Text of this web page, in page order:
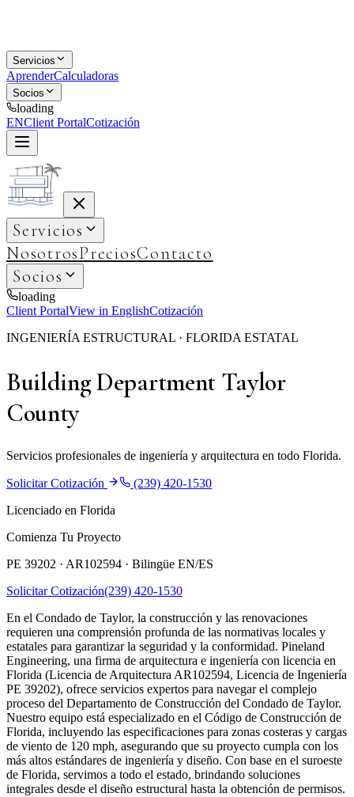
Servicios
AprenderCalculadoras
Socios
loading
ENClient PortalCotización
Servicios
NosotrosPreciosContacto
Socios
loading
Client PortalView in EnglishCotización
INGENIERÍA ESTRUCTURAL · FLORIDA ESTATAL
Building Department Taylor
County
Servicios profesionales de ingeniería y arquitectura en todo Florida.
Solicitar Cotización
(239) 420-1530
Licenciado en Florida
Comienza Tu Proyecto
PE 39202 · AR102594 · Bilingüe EN/ES
Solicitar Cotización(239) 420-1530
En el Condado de Taylor, la construcción y las renovaciones
requieren una comprensión profunda de las normativas locales y
estatales para garantizar la seguridad y la conformidad. Pineland
Engineering, una firma de arquitectura e ingeniería con licencia en
Florida (Licencia de Arquitectura AR102594, Licencia de Ingeniería
PE 39202), ofrece servicios expertos para navegar el complejo
proceso del Departamento de Construcción del Condado de Taylor.
Nuestro equipo está especializado en el Código de Construcción de
Florida, incluyendo las especificaciones para zonas costeras y cargas
de viento de 120 mph, asegurando que su proyecto cumpla con los
más altos estándares de ingeniería y diseño. Con base en el suroeste
de Florida, servimos a todo el estado, brindando soluciones
integrales desde el diseño estructural hasta la obtención de permisos.